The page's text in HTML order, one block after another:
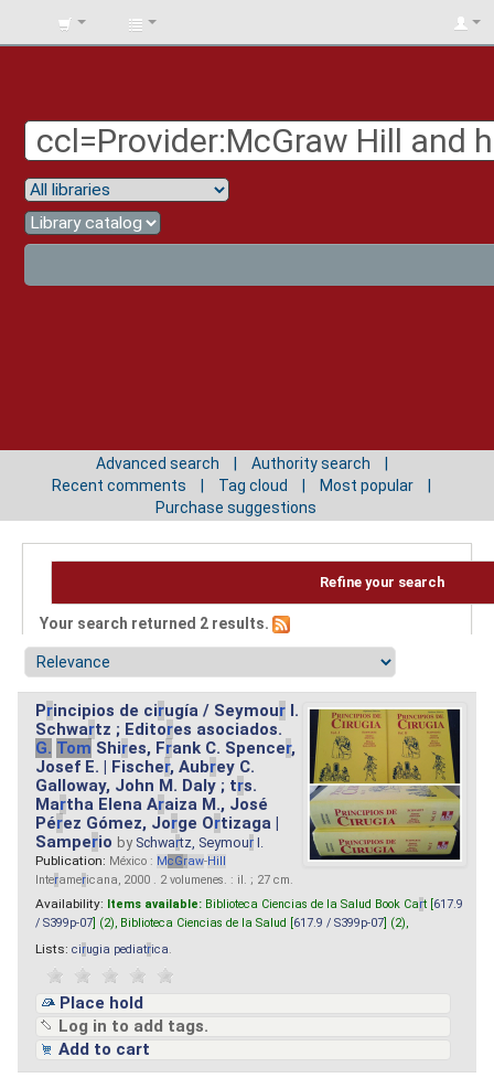
BIBLIOTECA
Advanced search
Authority search
Recent comments
Tag cloud
Most popular
Purchase suggestions
Refine your search
Your search returned 2 results.
Principios de cirugía / Seymour I.
Schwartz ; Editores asociados.
G. Tom Shires, Frank C. Spencer,
Josef E. | Fischer, Aubrey C.
Galloway, John M. Daly ; trs.
Martha Elena Araiza M., José
Pérez Gómez, Jorge Ortizaga |
Samperio by Schwartz, Seymour I.
Publication: México : McGraw-Hill
Interamericana, 2000 . 2 volumenes. : il. ; 27 cm.
Availability: Items available: Biblioteca Ciencias de la Salud Book Cart [ 617.9
/ S399p-07 ] (2), Biblioteca Ciencias de la Salud [ 617.9 / S399p-07 ] (2),
Lists: cirugia pediatrica
Place hold
Log in to add tags.
Add to cart